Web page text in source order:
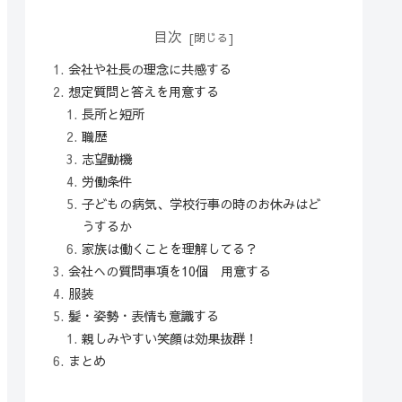
目次
会社や社長の理念に共感する
想定質問と答えを用意する
長所と短所
職歴
志望動機
労働条件
子どもの病気、学校行事の時のお休みはど
うするか
家族は働くことを理解してる？
会社への質問事項を10個 用意する
服装
髪・姿勢・表情も意識する
親しみやすい笑顔は効果抜群！
まとめ